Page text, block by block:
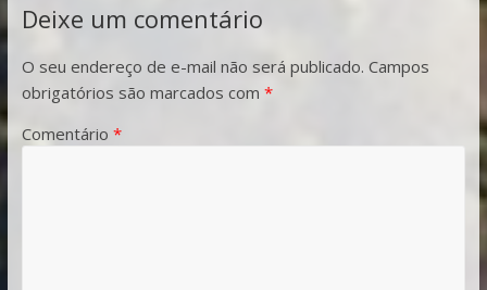
Deixe um comentário
O seu endereço de e-mail não será publicado. Campos
obrigatórios são marcados com *
Comentário *